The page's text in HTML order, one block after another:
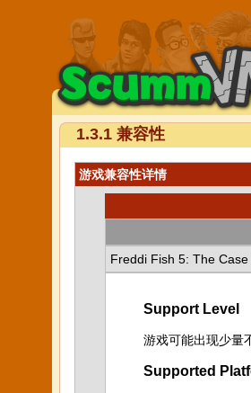
1.3.1 兼容性
游戏兼容性详情
Freddi Fish 5: The
Support Level
游戏可能出现少量
Supported